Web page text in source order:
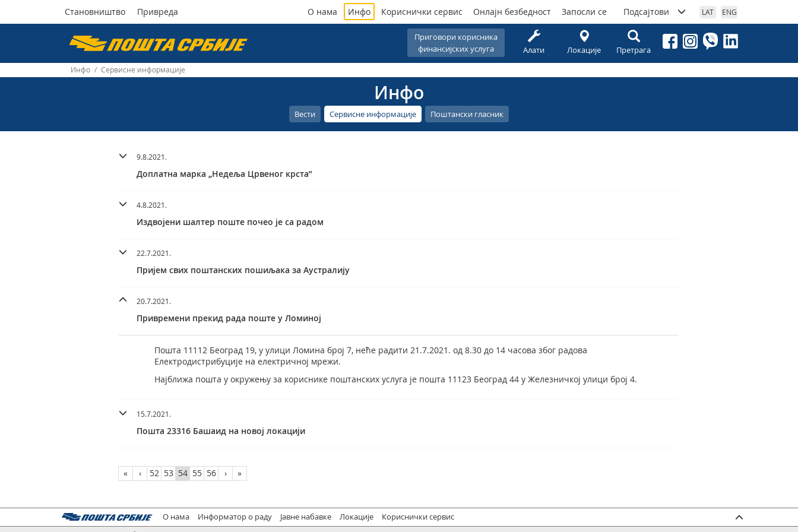
Пошта
Србије
Становништво Привреда
Приговори корисника
финансијских услуга
Алати Локације Претрага
О нама Инфо Кориснички сервис Онлајн безбедност Запосли се Подсајтови LAT ENG
Инфо / Сервисне информације
Инфо
Вести Сервисне информације Поштански гласник
9.8.2021.
Доплатна марка „Недеља Црвеног крста”
4.8.2021.
Издвојени шалтер поште почео је са радом
22.7.2021.
Пријем свих поштанских пошиљака за Аустралију
20.7.2021.
Привремени прекид рада поште у Ломиној
Пошта 11112 Београд 19, у улици Ломина број 7, неће радити 21.7.2021. од 8.30 до 14 часова због радова
Електродистрибуције на електричној мрежи.
Најближа пошта у окружењу за кориснике поштанских услуга је пошта 11123 Београд 44 у Железничкој улици број 4.
15.7.2021.
Пошта 23316 Башаид на новој локацији
« ‹ 52 53 54 55 56 › »
О нама Информатор о раду Јавне набавке Локације Кориснички сервис